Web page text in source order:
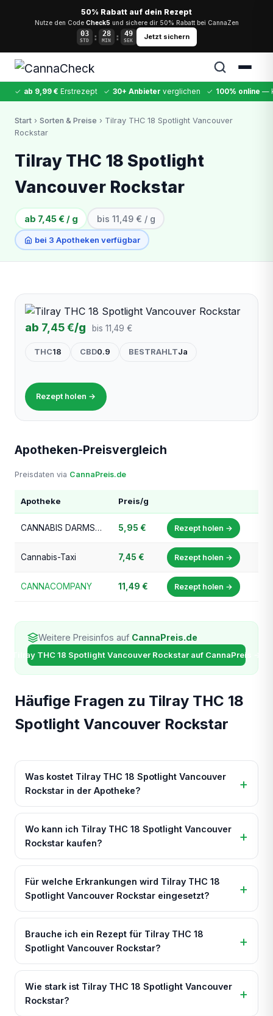
50% Rabatt auf dein Rezept
Nutze den Code Check5und sichere dir 50% Rabatt bei CannaZen
03
STD : 28
MIN : 48
SEK Jetzt sichern
✓ ab 9,99 € Erstrezept ✓ 30+ Anbieter verglichen ✓ 100% online —
Start › Sorten & Preise › Tilray THC 18 Spotlight Vancouver
Rockstar
Tilray THC 18 Spotlight
Vancouver Rockstar
ab 7,45 € / g bis 11,49 € / g
bei 3 Apotheken verfügbar
ab 7,45 €/g bis 11,49 €
THC18 CBD0.9 BESTRAHLTJa
Rezept holen →
Apotheken-Preisvergleich
Preisdaten via CannaPreis.de
Apotheke Preis/g
CANNABIS DARMSTADT (Fuchs'sche Apotheke, Darmstadt) 5,95 € Rezept holen →
Cannabis-Taxi 7,45 € Rezept holen →
CANNACOMPANY 11,49 € Rezept holen →
Weitere Preisinfos auf CannaPreis.de
Tilray THC 18 Spotlight Vancouver Rockstar auf CannaPreis →
Häufige Fragen zu Tilray THC 18
Spotlight Vancouver Rockstar
Was kostet Tilray THC 18 Spotlight Vancouver
Rockstar in der Apotheke?
Wo kann ich Tilray THC 18 Spotlight Vancouver
Rockstar kaufen?
Für welche Erkrankungen wird Tilray THC 18
Spotlight Vancouver Rockstar eingesetzt?
Brauche ich ein Rezept für Tilray THC 18
Spotlight Vancouver Rockstar?
Wie stark ist Tilray THC 18 Spotlight Vancouver
Rockstar?